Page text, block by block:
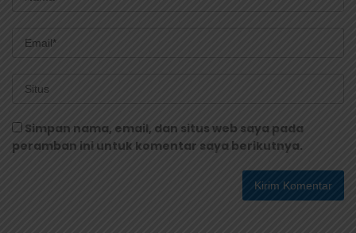
Simpan nama, email, dan situs web saya pada
peramban ini untuk komentar saya berikutnya.